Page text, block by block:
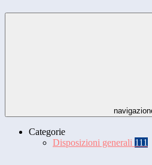
Categorie
Disposizioni generali 111